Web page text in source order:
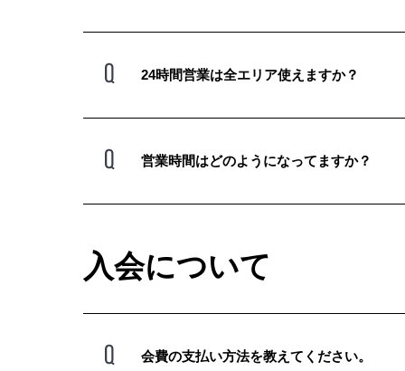
24時間営業は全エリア使えますか？
営業時間はどのようになってますか？
入会について
会費の支払い方法を教えてください。